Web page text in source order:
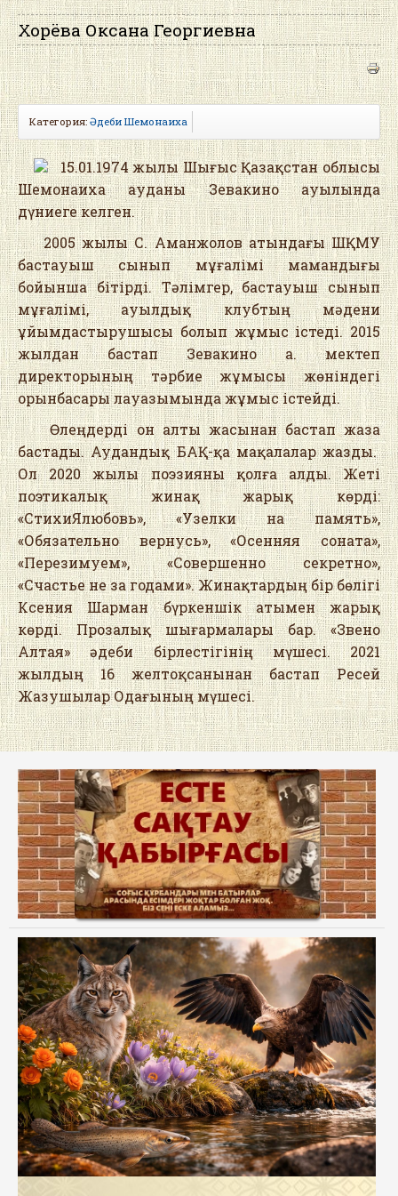
Хорёва Оксана Георгиевна
Категория: Әдеби Шемонаиха
15.01.1974 жылы Шығыс Қазақстан облысы
Шемонаиха ауданы Зевакино ауылында
дүниеге келген.
2005 жылы С. Аманжолов атындағы ШҚМУ
бастауыш сынып мұғалімі мамандығы
бойынша бітірді. Тәлімгер, бастауыш сынып
мұғалімі, ауылдық клубтың мәдени
ұйымдастырушысы болып жұмыс істеді. 2015
жылдан бастап Зевакино а. мектеп
директорының тәрбие жұмысы жөніндегі
орынбасары лауазымында жұмыс істейді.
Өлеңдерді он алты жасынан бастап жаза
бастады. Аудандық БАҚ-қа мақалалар жазды.
Ол 2020 жылы поэзияны қолға алды. Жеті
поэтикалық жинақ жарық көрді:
«СтихиЯлюбовь», «Узелки на память»,
«Обязательно вернусь», «Осенняя соната»,
«Перезимуем», «Совершенно секретно»,
«Счастье не за годами». Жинақтардың бір бөлігі
Ксения Шарман бүркеншік атымен жарық
көрді. Прозалық шығармалары бар. «Звено
Алтая» әдеби бірлестігінің мүшесі. 2021
жылдың 16 желтоқсанынан бастап Ресей
Жазушылар Одағының мүшесі.